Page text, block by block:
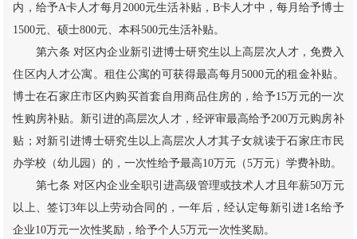
内，给予A卡人才每月2000元生活补贴，B卡人才中，每月给予博士
1500元、硕士800元、本科500元生活补贴。
第六条 对区内企业新引进博士研究生以上高层次人才，免费入
住区内人才公寓。租住公寓的可获得最高每月5000元的租金补贴。
博士在石家庄市区内购买首套自用商品住房的，给予15万元的一次
性购房补贴。新引进的高层次人才，经评审最高给予200万元购房补
贴；对新引进博士研究生以上高层次人才其子女就读于石家庄市民
办学校（幼儿园）的，一次性给予最高10万元（5万元）学费补助。
第七条 对区内企业全职引进高级管理或技术人才且年薪50万元
以上、签订3年以上劳动合同的，一年后，经认定每新引进1名给予
企业10万元一次性奖励，给予个人5万元一次性奖励。